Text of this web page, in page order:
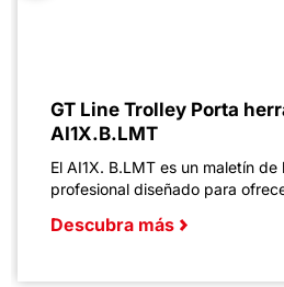
GT Line Trolley Porta
AI1X.B.LMT
El AI1X. B.LMT es un maletín de
profesional diseñado para
Descubra más